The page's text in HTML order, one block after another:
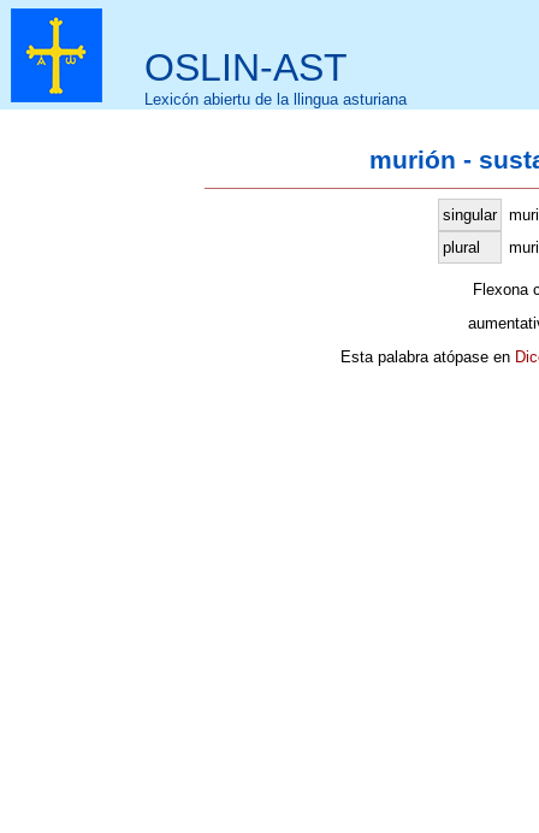
OSLIN-AST
Lexicón abiertu de la llingua asturiana
murión -
singular
plural
Flexona
Esta palabra atópase en